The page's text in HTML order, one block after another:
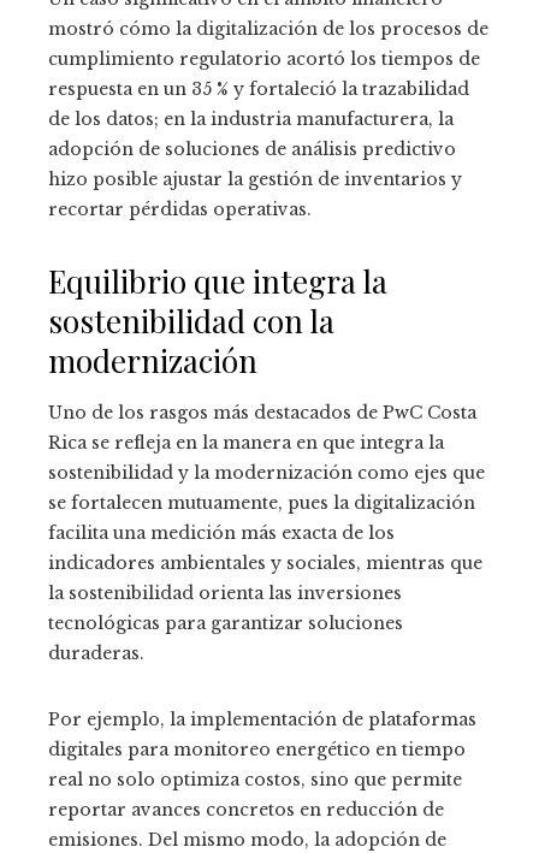
mostró cómo la digitalización de los procesos de
cumplimiento regulatorio acortó los tiempos de
respuesta en un 35 % y fortaleció la trazabilidad
de los datos; en la industria manufacturera, la
adopción de soluciones de análisis predictivo
hizo posible ajustar la gestión de inventarios y
recortar pérdidas operativas.
Equilibrio que integra la
sostenibilidad con la
modernización
Uno de los rasgos más destacados de PwC Costa
Rica se refleja en la manera en que integra la
sostenibilidad y la modernización como ejes que
se fortalecen mutuamente, pues la digitalización
facilita una medición más exacta de los
indicadores ambientales y sociales, mientras que
la sostenibilidad orienta las inversiones
tecnológicas para garantizar soluciones
duraderas.
Por ejemplo, la implementación de plataformas
digitales para monitoreo energético en tiempo
real no solo optimiza costos, sino que permite
reportar avances concretos en reducción de
emisiones. Del mismo modo, la adopción de